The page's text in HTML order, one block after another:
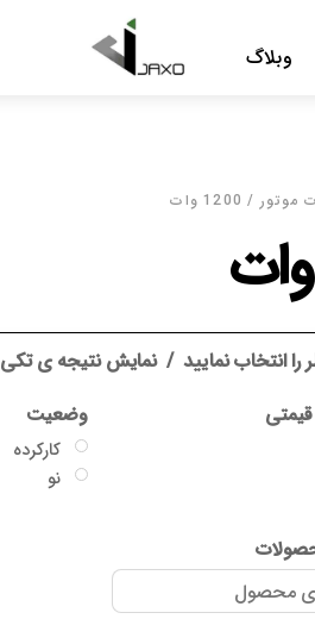
وبلاگ
/ 1200 وات
را انتخاب نمایید نمایش نتیجه ی تکی
وضعیت
کارکرده
نو